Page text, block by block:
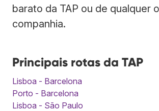
barato da TAP ou de qualquer
companhia.
Principais rotas da TAP
Lisboa - Barcelona
Porto - Barcelona
Lisboa - São Paulo